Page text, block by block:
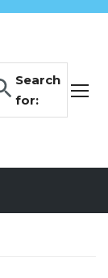
Search
for: